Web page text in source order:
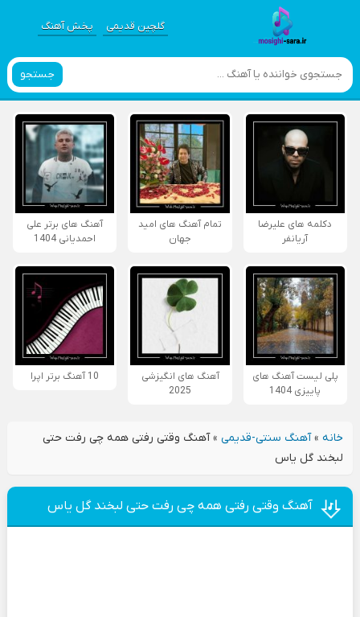
گلچین قدیمی پخش آهنگ
جستجو
دکلمه های علیرضا
آریانفر
تمام آهنگ های امید
جهان
آهنگ های برتر علی
احمدیانی 1404
پلی لیست آهنگ های
پاییزی 1404
آهنگ های انگیزشی
2025
10 آهنگ برتر اپرا
خانه»آهنگ سنتی-قدیمی»آهنگ وقتی رفتی همه چی رفت حتی
لبخند گل یاس
آهنگ وقتی رفتی همه چی رفت حتی لبخند گل یاس